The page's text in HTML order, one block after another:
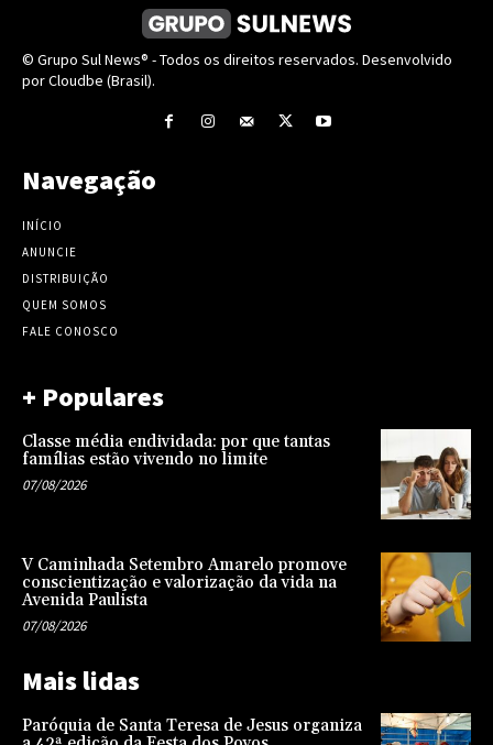
© Grupo Sul News® - Todos os direitos reservados. Desenvolvido
por Cloudbe (Brasil).
Navegação
INÍCIO
ANUNCIE
DISTRIBUIÇÃO
QUEM SOMOS
FALE CONOSCO
+ Populares
Classe média endividada: por que tantas
famílias estão vivendo no limite
07/08/2026
V Caminhada Setembro Amarelo promove
conscientização e valorização da vida na
Avenida Paulista
07/08/2026
Mais lidas
Paróquia de Santa Teresa de Jesus organiza